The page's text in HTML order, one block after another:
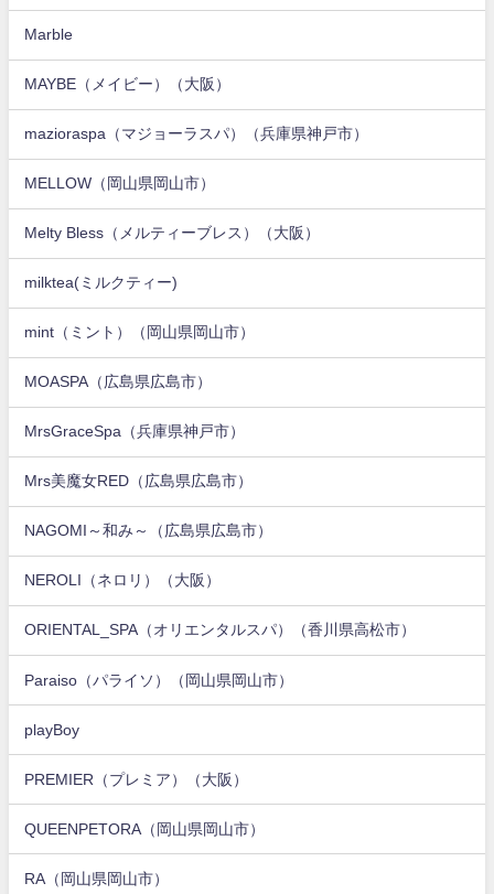
Marble
MAYBE（メイビー）（大阪）
mazioraspa（マジョーラスパ）（兵庫県神戸市）
MELLOW（岡山県岡山市）
Melty Bless（メルティーブレス）（大阪）
milktea(ミルクティー)
mint（ミント）（岡山県岡山市）
MOASPA（広島県広島市）
MrsGraceSpa（兵庫県神戸市）
Mrs美魔女RED（広島県広島市）
NAGOMI～和み～（広島県広島市）
NEROLI（ネロリ）（大阪）
ORIENTAL_SPA（オリエンタルスパ）（香川県高松市）
Paraiso（パライソ）（岡山県岡山市）
playBoy
PREMIER（プレミア）（大阪）
QUEENPETORA（岡山県岡山市）
RA（岡山県岡山市）